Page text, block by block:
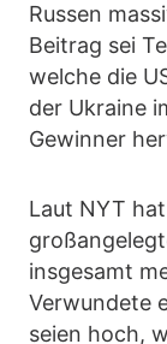
Russen
Beitrag sei
welche die
der Ukraine
Gewinner
Laut NYT
insgesamt
Verwundete
seien hoch,